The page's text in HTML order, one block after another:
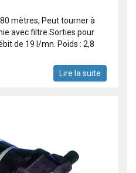
mètres, Peut tourner à
avec filtre.Sorties pour
de 19 l/mn. Poids : 2,8
Lire la suite